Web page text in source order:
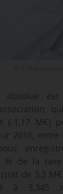
absolue
(-1,17 M€)
2016,
% de la
de 3,3
à 3,345